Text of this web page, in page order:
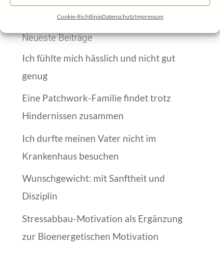
Cookie-RichtlinieDatenschutzImpressum
Neueste Beiträge
Ich fühlte mich hässlich und nicht gut
genug
Eine Patchwork-Familie findet trotz
Hindernissen zusammen
Ich durfte meinen Vater nicht im
Krankenhaus besuchen
Wunschgewicht: mit Sanftheit und
Disziplin
Stressabbau-Motivation als Ergänzung
zur Bioenergetischen Motivation